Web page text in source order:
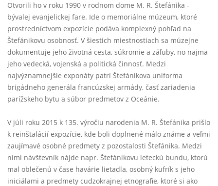
Otvorili ho v roku 1990 v rodnom dome M. R. Štefánika -
bývalej evanjelickej fare. Ide o memoriálne múzeum, ktoré
prostredníctvom expozície podáva komplexný pohľad na
Štefánikovu osobnosť. V šiestich miestnostiach sa múzejne
dokumentuje jeho životná cesta, súkromie a záľuby, no najmä
jeho vedecká, vojenská a politická činnosť. Medzi
najvýznamnejšie exponáty patrí Štefánikova uniforma
brigádneho generála francúzskej armády, časť zariadenia
parížskeho bytu a súbor predmetov z Oceánie.
V júli roku 2015 k 135. výročiu narodenia M. R. Štefánika prišlo
k reinštalácií expozície, kde boli doplnené málo známe a veľmi
zaujímavé osobné predmety z pozostalosti Štefánika. Medzi
nimi návštevník nájde napr. Štefánikovu leteckú bundu, ktorú
mal oblečenú v čase havárie lietadla, osobný kufrík s jeho
iniciálami a predmety cudzokrajnej etnografie, ktoré si ako